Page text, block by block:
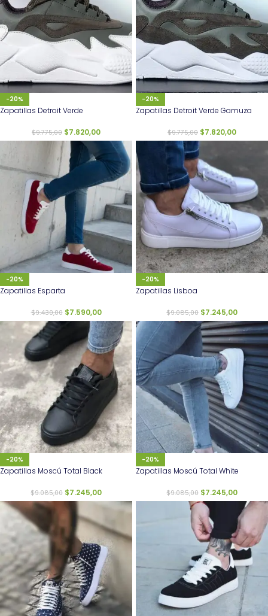
-20%
Zapatillas Detroit Verde
$9.775,00 $7.820,00
-20%
Zapatillas Detroit Verde Gamuza
$9.775,00 $7.820,00
-20%
Zapatillas Esparta
$9.430,00 $7.590,00
-20%
Zapatillas Lisboa
$9.085,00 $7.245,00
-20%
Zapatillas Moscú Total Black
$9.085,00 $7.245,00
-20%
Zapatillas Moscú Total White
$9.085,00 $7.245,00